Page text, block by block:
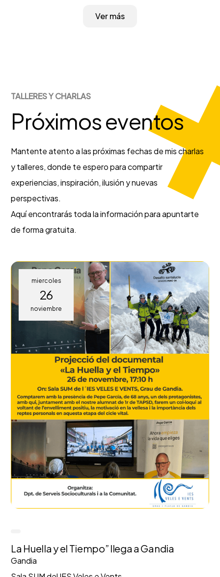
Ver más
TALLERES Y CHARLAS
Próximos eventos
Mantente atento a las próximas fechas de mis charlas
y talleres, donde te espero para compartir
experiencias, inspiración, ilusión y nuevas
perspectivas.
Aquí encontrarás toda la información para apuntarte
de forma gratuita.
miercoles
26
noviembre
La Huella y el Tiempo” llega a Gandia
Gandia